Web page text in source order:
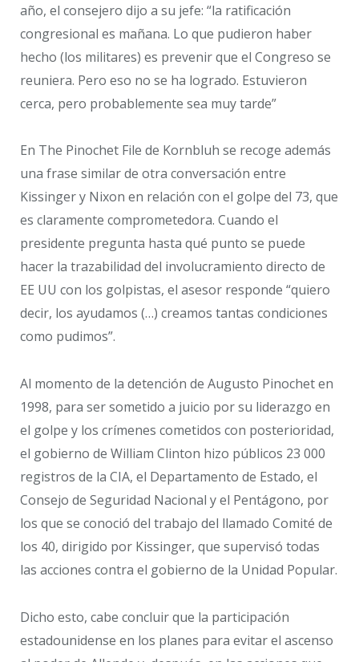
año, el consejero dijo a su jefe: “la ratificación
congresional es mañana. Lo que pudieron haber
hecho (los militares) es prevenir que el Congreso se
reuniera. Pero eso no se ha logrado. Estuvieron
cerca, pero probablemente sea muy tarde”
En The Pinochet File de Kornbluh se recoge además
una frase similar de otra conversación entre
Kissinger y Nixon en relación con el golpe del 73, que
es claramente comprometedora. Cuando el
presidente pregunta hasta qué punto se puede
hacer la trazabilidad del involucramiento directo de
EE UU con los golpistas, el asesor responde “quiero
decir, los ayudamos (…) creamos tantas condiciones
como pudimos”.
Al momento de la detención de Augusto Pinochet en
1998, para ser sometido a juicio por su liderazgo en
el golpe y los crímenes cometidos con posterioridad,
el gobierno de William Clinton hizo públicos 23 000
registros de la CIA, el Departamento de Estado, el
Consejo de Seguridad Nacional y el Pentágono, por
los que se conoció del trabajo del llamado Comité de
los 40, dirigido por Kissinger, que supervisó todas
las acciones contra el gobierno de la Unidad Popular.
Dicho esto, cabe concluir que la participación
estadounidense en los planes para evitar el ascenso